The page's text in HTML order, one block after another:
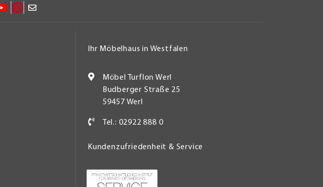
Ihr Möbelhaus in Westfalen
Möbel Turflon Werl
Budberger Straße 25
59457 Werl
Tel.: 02922 888 0
Kundenzufriedenheit & Service